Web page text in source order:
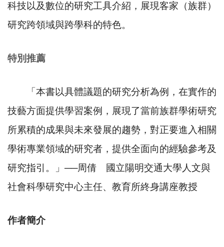
科技以及數位的研究工具介紹，展現客家（族群）
研究跨領域與跨學科的特色。
特別推薦
「本書以具體議題的研究分析為例，在實作的
技藝方面提供學習案例，展現了當前族群學術研究
所累積的成果與未來發展的趨勢，對正要進入相關
學術專業領域的研究者，提供全面向的經驗參考及
研究指引。」 ──周倩 國立陽明交通大學人文與
社會科學研究中心主任、教育所終身講座教授
作者簡介